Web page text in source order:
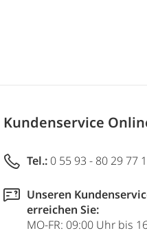
Kundenservice
Tel.: 0 55 93 - 80 29 77
Unseren
erreichen Sie:
MO-FR: 09:00 Uhr bis